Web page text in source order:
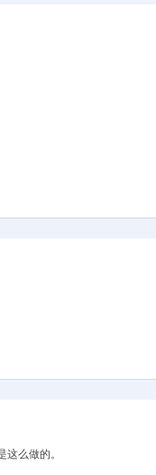
么做的。